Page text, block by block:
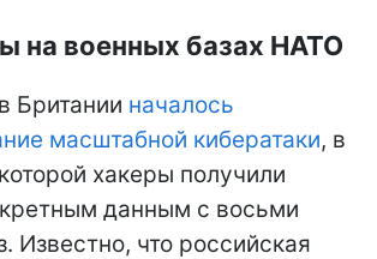
на военных базах НАТО
Британии началось
масштабной кибератаки, в
хакеры получили
данным с восьми
Известно, что российская